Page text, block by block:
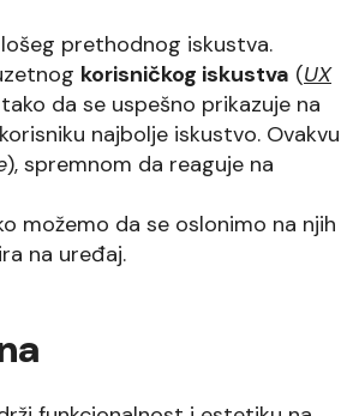
prethodnog iskustva.
korisničkog iskustva (UX
da se uspešno prikazuje na
najbolje iskustvo. Ovakvu
), spremnom da reaguje na
možemo da se oslonimo na njih
na uređaj.